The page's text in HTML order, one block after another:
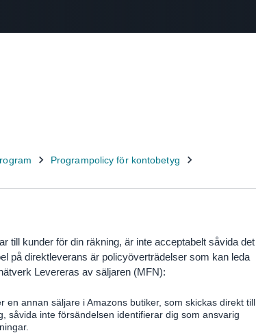
Select your preferred language
till kunder för din räkning, är inte acceptabelt såvida det
på direktleverans är policyöverträdelser som kan leda
Levereras av säljaren (MFN):
annan säljare i Amazons butiker, som skickas direkt till
såvida inte försändelsen identifierar dig som ansvarig